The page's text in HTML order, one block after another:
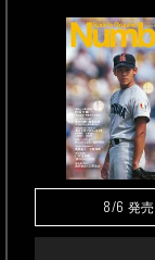
8/6 発売